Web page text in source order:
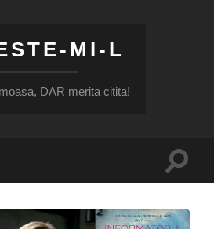
MI-L
DAR merita citita!
Toggle